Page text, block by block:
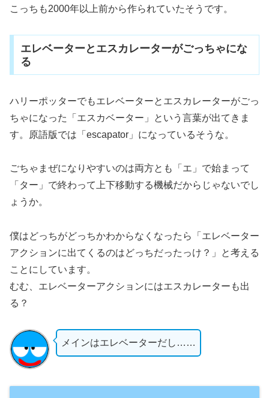
こっちも2000年以上前から作られていたそうです。
エレベーターとエスカレーターがごっちゃにな
る
ハリーポッターでもエレベーターとエスカレーターがごっ
ちゃになった「エスカベーター」という言葉が出てきま
す。原語版では「escapator」になっているそうな。
ごちゃまぜになりやすいのは両方とも「エ」で始まって
「ター」で終わって上下移動する機械だからじゃないでし
ょうか。
僕はどっちがどっちかわからなくなったら「エレベーター
アクションに出てくるのはどっちだったっけ？」と考える
ことにしています。
むむ、エレベーターアクションにはエスカレーターも出
る？
メインはエレベーターだし……